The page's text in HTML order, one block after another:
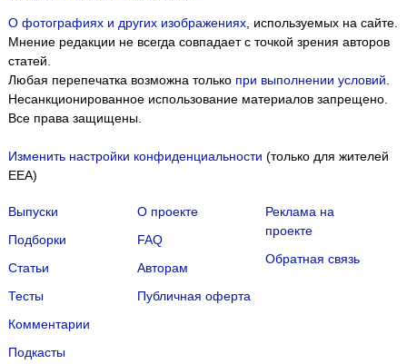
О фотографиях и других изображениях, используемых на сайте.
Мнение редакции не всегда совпадает с точкой зрения авторов
статей.
Любая перепечатка возможна только при выполнении условий.
Несанкционированное использование материалов запрещено.
Все права защищены.
Изменить настройки конфиденциальности (только для жителей
EEA)
Выпуски
Подборки
Статьи
Тесты
Комментарии
Подкасты
О проекте
FAQ
Авторам
Публичная оферта
Реклама на
проекте
Обратная связь